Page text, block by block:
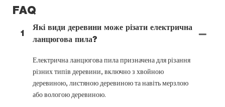
FAQ
1
Які види деревини може різати електрична
ланцюгова пила?
Електрична ланцюгова пила призначена для різання
різних типів деревини, включно з хвойною
деревиною, листяною деревиною та навіть мерзлою
або вологою деревиною.